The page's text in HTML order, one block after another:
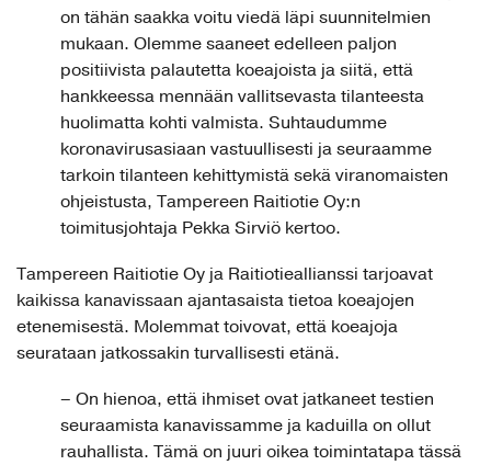
on tähän saakka voitu viedä läpi suunnitelmien
mukaan. Olemme saaneet edelleen paljon
positiivista palautetta koeajoista ja siitä, että
hankkeessa mennään vallitsevasta tilanteesta
huolimatta kohti valmista. Suhtaudumme
koronavirusasiaan vastuullisesti ja seuraamme
tarkoin tilanteen kehittymistä sekä viranomaisten
ohjeistusta, Tampereen Raitiotie Oy:n
toimitusjohtaja Pekka Sirviö kertoo.
Tampereen Raitiotie Oy ja Raitiotieallianssi tarjoavat
kaikissa kanavissaan ajantasaista tietoa koeajojen
etenemisestä. Molemmat toivovat, että koeajoja
seurataan jatkossakin turvallisesti etänä.
– On hienoa, että ihmiset ovat jatkaneet testien
seuraamista kanavissamme ja kaduilla on ollut
rauhallista. Tämä on juuri oikea toimintatapa tässä